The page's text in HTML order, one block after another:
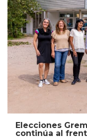
Elecciones
continúa al